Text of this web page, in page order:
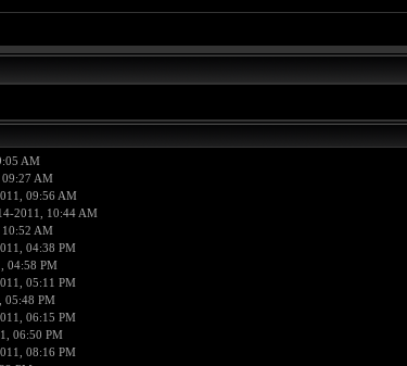
AM
AM
09:56 AM
2011, 10:44 AM
AM
04:38 PM
04:58 PM
05:11 PM
05:48 PM
06:15 PM
06:50 PM
08:16 PM